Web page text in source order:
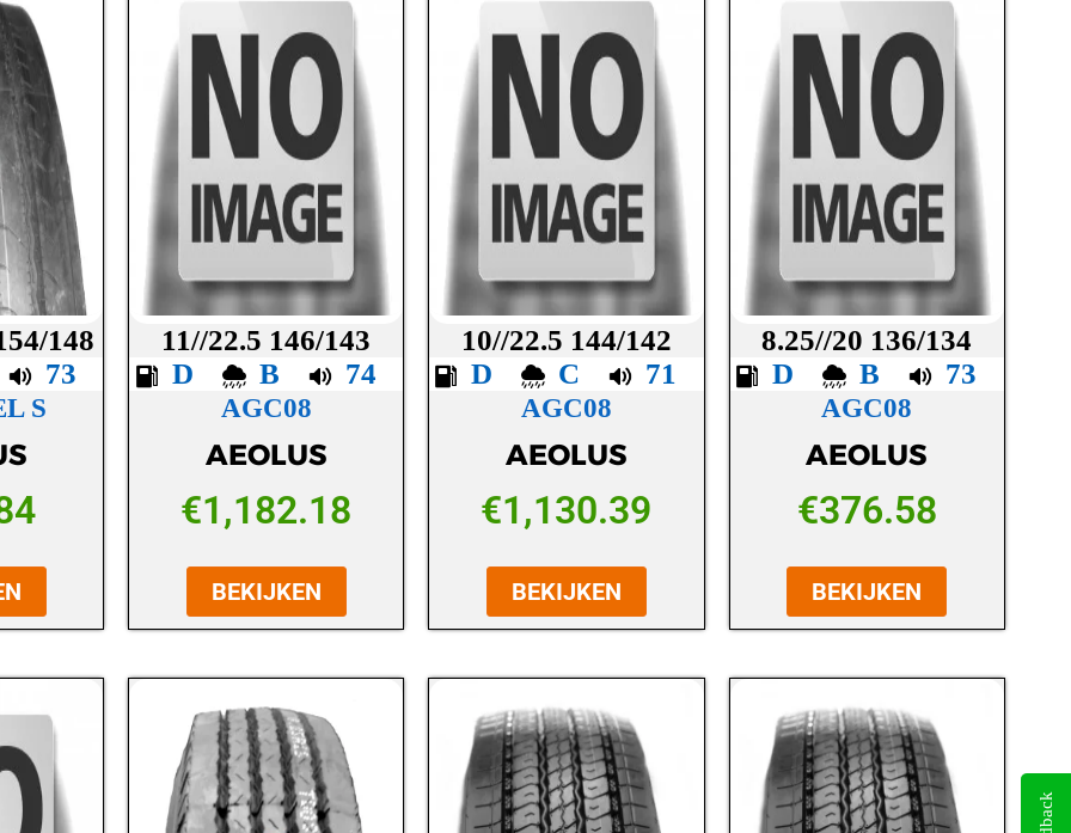
148
73
S
11//22.5 146/143
D
B 74
AGC08
AEOLUS
€1,182.18
BEKIJKEN
10//22.5 144/142
D
C 71
AGC08
AEOLUS
€1,130.39
BEKIJKEN
8.25//20 136/134
D
B 73
AGC08
AEOLUS
€376.58
BEKIJKEN